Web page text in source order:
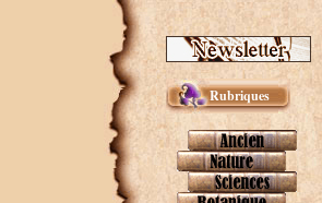
Rubriques